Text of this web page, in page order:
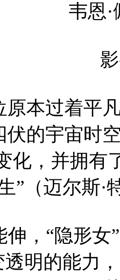
恩·佩雷
过着平凡
伏的宇宙时
化，并拥有
”（迈尔斯·
，“隐形女
明的能力